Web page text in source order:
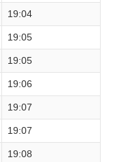
19:04
19:05
19:05
19:06
19:07
19:07
19:08